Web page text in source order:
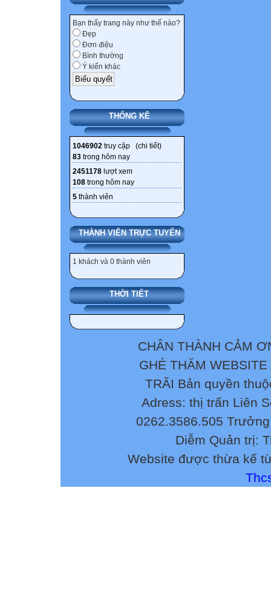
Bạn thấy trang này như thế nào?
Đẹp
Đơn điệu
Bình thường
Ý kiến khác
THỐNG KÊ
1046902 truy cập (chi tiết)
83 trong hôm nay
2451178 lượt xem
108 trong hôm nay
5 thành viên
THÀNH VIÊN TRỰC TUYẾN
1 khách và 0 thành viên
THỜI TIẾT
CHÂN THÀNH CẢM
GHÉ THĂM
TRÃI Bản quyền
Adress: thị trấn Liên
0262.3586.505
Diễm Quản trị:
Website được thừa kế